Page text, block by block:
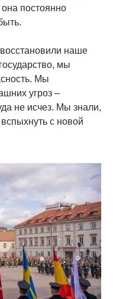
постоянно
наше
мы
Мы
угроз –
не исчез. Мы знали,
с новой